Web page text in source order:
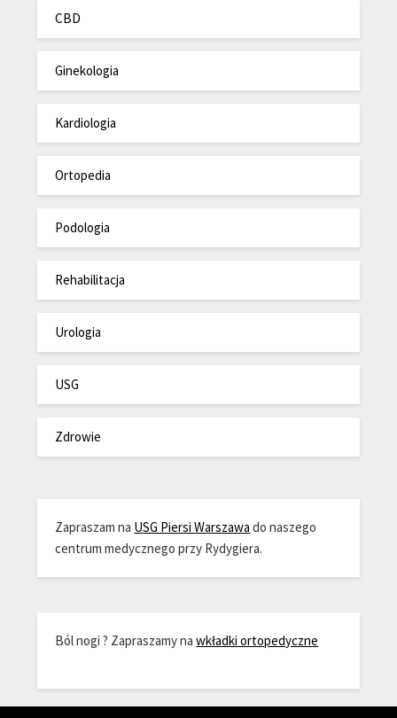
CBD
Ginekologia
Kardiologia
Ortopedia
Podologia
Rehabilitacja
Urologia
USG
Zdrowie
Zapraszam na USG Piersi Warszawa do naszego
centrum medycznego przy Rydygiera.
Ból nogi ? Zapraszamy nawkładki ortopedyczne